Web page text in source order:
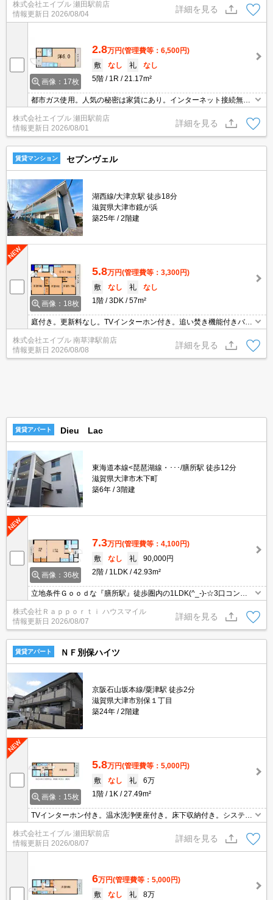
m。スーパーへ340m。
株式会社エイブル 瀬田駅前店
情報更新日 2026/08/04
詳細を見る
画像：17枚
2.8万円(管理費等：6,500円)
敷
なし 礼
なし
5階
1R 21.17m²
都市ガス使用。人気の秘密は家賃にあり。インターネット接続無
料。IH調理器付き。エアコン付き。オートロック。コンビニへ190
m。スーパーへ340m。
株式会社エイブル 瀬田駅前店
情報更新日 2026/08/01
詳細を見る
賃貸マンション セブンヴェル
湖西線/大津京駅 徒歩18分
滋賀県大津市鏡が浜
築25年
2階建
画像：18枚
5.8万円(管理費等：3,300円)
敷
なし 礼
なし
1階
3DK 57m²
庭付き。更新料なし。TVインターホン付き。追い焚き機能付きバ
ス。宅配ボックスあり。独立洗面台が便利。角部屋。
株式会社エイブル 南草津駅前店
情報更新日 2026/08/08
詳細を見る
賃貸アパート Dieu Lac
東海道本線<琵琶湖線・･･･/膳所駅 徒歩12分
滋賀県大津市木下町
築6年
3階建
画像：36枚
7.3万円(管理費等：4,100円)
敷
なし 礼
90,000円
2階
1LDK 42.93m²
立地条件Ｇｏｏｄな『膳所駅』徒歩圏内の1LDK(^_-)-☆3口コンロ
付きシステムキッチン・浴室乾燥機・3面鏡付きシャンプードレッ
サー・エアコン2基等々・・・嬉しい設備が充実しています！イン
ターネットも無料です！
株式会社Ｒａｐｐｏｒｔｉ ハウスマイル
情報更新日 2026/08/07
詳細を見る
賃貸アパート ＮＦ別保ハイツ
京阪石山坂本線/粟津駅 徒歩2分
滋賀県大津市別保１丁目
築24年
2階建
画像：15枚
5.8万円(管理費等：5,000円)
敷
なし 礼
6万
1階
1K 27.49m²
TVインターホン付き。温水洗浄便座付き。床下収納付き。システム
キッチン。
株式会社エイブル 瀬田駅前店
情報更新日 2026/08/07
詳細を見る
6万円(管理費等：5,000円)
敷
なし 礼 8万